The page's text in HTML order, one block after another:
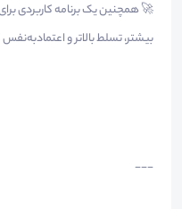
بیشتر، تسلط بالاتر و
---